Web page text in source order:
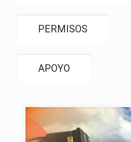
PERMISOS
APOYO